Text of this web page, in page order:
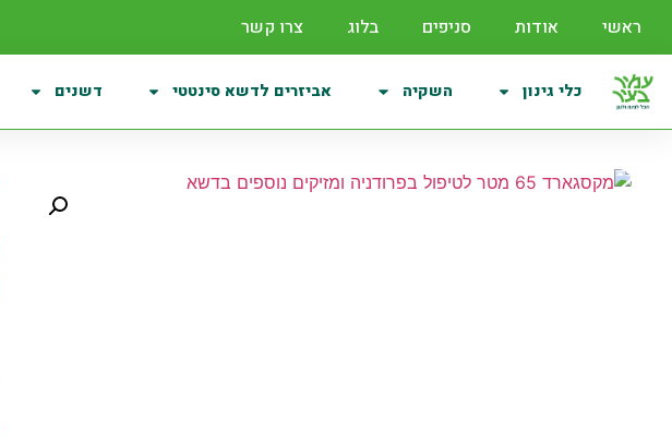
ראשי אודות סניפים בלוג צרו קשר
כלי גינון השקיה אביזרים לדשא סינטטי דשנים